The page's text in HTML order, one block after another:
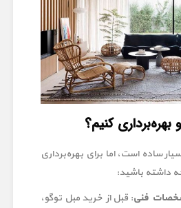
بهره‌برداری کنیم؟
ساده است، اما برای بهره‌برداری
داشته باشید:
فنی: قبل از خرید مبل توگو،